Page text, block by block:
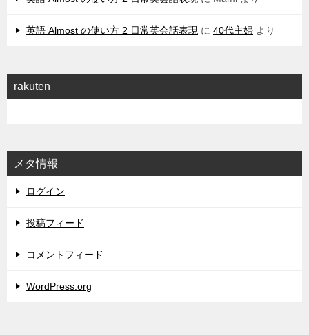
英語 Almost の使い方 2 日常英会話表現 に 40代主婦 より
rakuten
メタ情報
ログイン
投稿フィード
コメントフィード
WordPress.org